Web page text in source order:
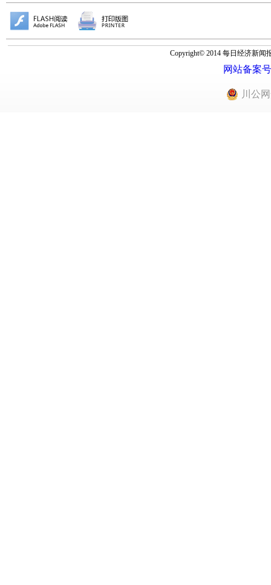
Copyright© 2014 每日经济新
网站备案
川公